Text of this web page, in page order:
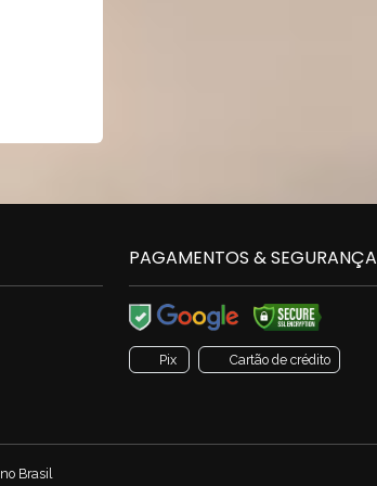
PAGAMENTOS & SEGURANÇA
Pix Cartão de crédito
no Brasil